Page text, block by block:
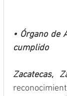
• Órgano de
cumplido
Zacatecas,